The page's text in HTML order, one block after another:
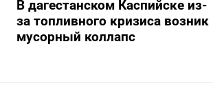
В дагестанском Каспийске из-
за топливного кризиса возник
мусорный коллапс